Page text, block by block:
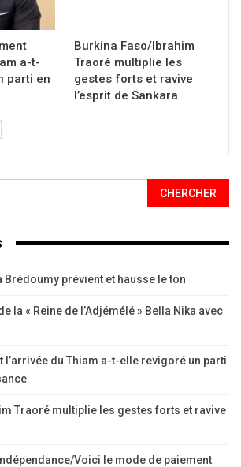
a-t-
parti en
Burkina Faso/Ibrahim
Traoré multiplie les
gestes forts et ravive
l’esprit de Sankara
prévient et hausse le ton
la « Reine de l’Adjémélé » Bella Nika avec
l’arrivée du Thiam a-t-elle revigoré un parti
Traoré multiplie les gestes forts et ravive
Voici le mode de paiement